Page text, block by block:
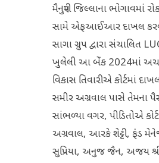
મૈનપુરી જિલ્લાના ભોગાવમાં
સામે એફઆઈઆર દાખલ
સાગા ગ્રુપ દ્વારા સંચાલિત
ખુલેલી આ બેંક 2024માં
વિકાસ તિવારીએ
સમીર અગ્રવાલ પાસે તેમના
સાંભળ્યા વગર, પીડિતોએ
અગ્રવાલ, આરકે શેટ્ટી, ફંડ
સુપ્રિયા, અનુજ જૈન, અજય